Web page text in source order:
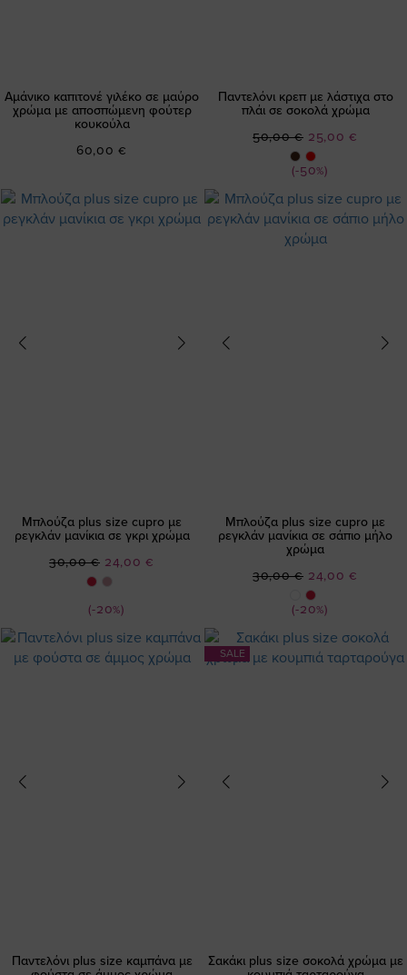
Αμάνικο καπιτονέ γιλέκο σε μαύρο
χρώμα με αποσπώμενη φούτερ
κουκούλα
60,00 €
Παντελόνι κρεπ με λάστιχα στο
πλάι σε σοκολά χρώμα
(-50%)
Ειδική
Τιμή
25,00 €
50,00 €
Μπλούζα plus size cupro με
ρεγκλάν μανίκια σε γκρι χρώμα
(-20%)
Ειδική
Τιμή
24,00 €
30,00 €
Μπλούζα plus size cupro με
ρεγκλάν μανίκια σε σάπιο μήλο
χρώμα
(-20%)
Ειδική
Τιμή
24,00 €
30,00 €
Παντελόνι plus size καμπάνα με
SALE
Σακάκι plus size σοκολά χρώμα με